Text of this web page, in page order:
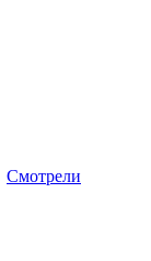
Смотрели